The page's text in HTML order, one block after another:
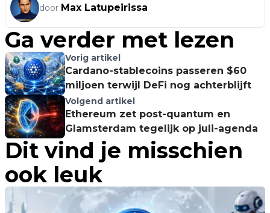
door Max Latupeirissa
Ga verder met lezen
Vorig artikel
Cardano-stablecoins passeren $60
miljoen terwijl DeFi nog achterblijft
Volgend artikel
Ethereum zet post-quantum en
Glamsterdam tegelijk op juli-agenda
Dit vind je misschien
ook leuk